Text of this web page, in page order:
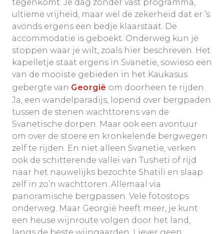
tegenkomt. Je dag zonder vast programma,
ultieme vrijheid, maar wel de zekerheid dat er ’s
avonds ergens een bedje klaarstaat. De
accommodatie is geboekt. Onderweg kun je
stoppen waar je wilt, zoals hier beschreven. Het
kapelletje staat ergens in Svanetie, sowieso een
van de mooiste gebieden in het Kaukasus
gebergte van Georgië om doorheen te rijden.
Ja, een wandelparadijs, lopend over bergpaden
tussen de stenen wachttorens van de
Svanetische dorpen. Maar ook een avontuur
om over de stoere en kronkelende bergwegen
zelf te rijden. En niet alleen Svanetie, verken
ook de schitterende vallei van Tusheti of rijd
naar het nauwelijks bezochte Shatili en slaap
zelf in zo’n wachttoren. Allemaal via
panoramische bergpassen. Vele fotostops
onderweg. Maar Georgië heeft meer, je kunt
een heuse wijnroute volgen door het land,
langs de beste wijngaarden. Liever geen